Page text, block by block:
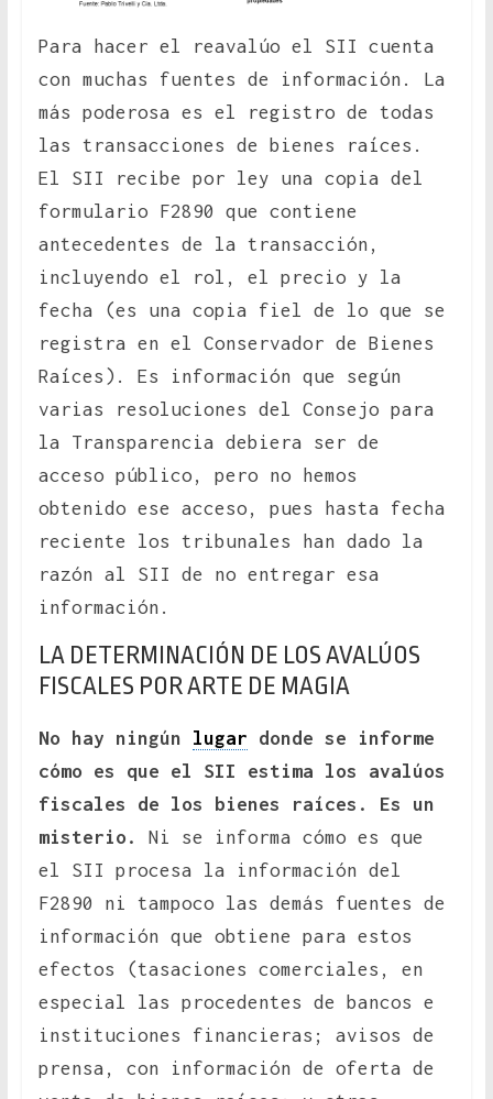
Para hacer el reavalúo el SII cuenta
con muchas fuentes de información. La
más poderosa es el registro de todas
las transacciones de bienes raíces.
El SII recibe por ley una copia del
formulario F2890 que contiene
antecedentes de la transacción,
incluyendo el rol, el precio y la
fecha (es una copia fiel de lo que se
registra en el Conservador de Bienes
Raíces). Es información que según
varias resoluciones del Consejo para
la Transparencia debiera ser de
acceso público, pero no hemos
obtenido ese acceso, pues hasta fecha
reciente los tribunales han dado la
razón al SII de no entregar esa
información.
LA DETERMINACIÓN DE LOS AVALÚOS
FISCALES POR ARTE DE MAGIA
No hay ningún lugar donde se informe
cómo es que el SII estima los avalúos
fiscales de los bienes raíces. Es un
misterio.
Ni se informa cómo es que
el SII procesa la información del
F2890 ni tampoco las demás fuentes de
información que obtiene para estos
efectos (tasaciones comerciales, en
especial las procedentes de bancos e
instituciones financieras; avisos de
prensa, con información de oferta de